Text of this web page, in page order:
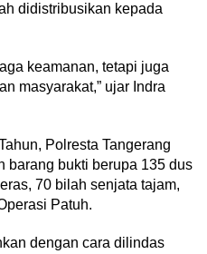
didistribusikan kepada
keamanan, tetapi juga
masyarakat,” ujar Indra
Polresta Tangerang
barang bukti berupa 135 dus
70 bilah senjata tajam,
Patuh.
dengan cara dilindas